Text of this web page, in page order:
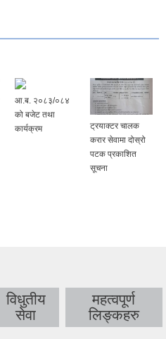
आ.ब. २०८३/०८४
को बजेट तथा
कार्यक्रम
ट्रयाक्टर चालक
करार सेवामा दोस्रो
पटक प्रकाशित
सूचना
विधुतीय
सेवा
महत्वपूर्ण
लिङ्कहरु